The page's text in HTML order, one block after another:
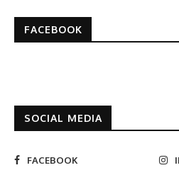
FACEBOOK
SOCIAL MEDIA
FACEBOOK